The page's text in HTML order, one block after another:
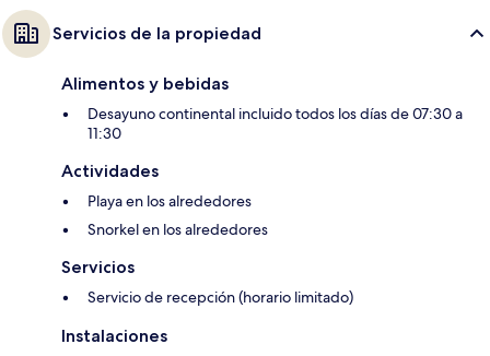
Servicios de la propiedad
Alimentos y bebidas
Desayuno continental incluido todos los días de 07:30 a
11:30
Actividades
Playa en los alrededores
Snorkel en los alrededores
Servicios
Servicio de recepción (horario limitado)
Instalaciones